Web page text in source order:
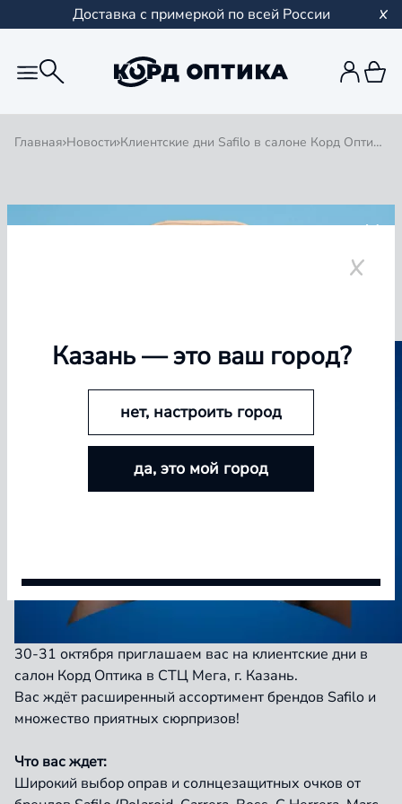
Доставка с примеркой по всей России
Главная Новости Клиентские дни Safilo в салоне Корд Оптика в СТЦ Мега, Казань!
Назад
Клиентские дни Safilo в салоне
30-31 октября приглашаем вас на клиентские дни в
салон Корд Оптика в СТЦ Мега, г. Казань.
Вас ждёт расширенный ассортимент брендов Safilo и
множество приятных сюрпризов!
Что вас ждет:
Широкий выбор оправ и солнцезащитных очков от
БОЛЬШЕ ЛИНЗ — БОЛЬШЕ СКИДКА
Покупайте контактные линзы Airway и увеличивайте
размер скидки — от 5% до 15%
Казань— это ваш город?
нет, настроить город
да, это мой город